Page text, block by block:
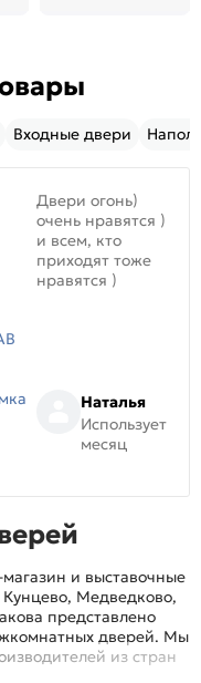
Входные двери
Двери огонь)
очень нравятся )
и всем, кто
приходят тоже
нравятся )
Наталья
Использует
месяц
и выставочные
Медведково,
представлено
дверей. Мы
из стран